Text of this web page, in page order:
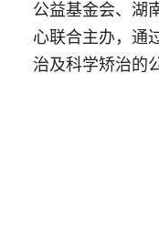
公益基金会、湖
心联合主办，通
治及科学矫治的